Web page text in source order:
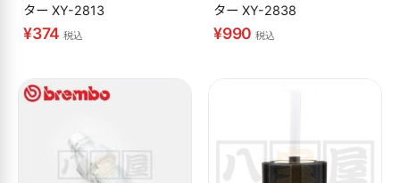
ター XY-2813
¥374税込
ター XY-2838
¥990税込